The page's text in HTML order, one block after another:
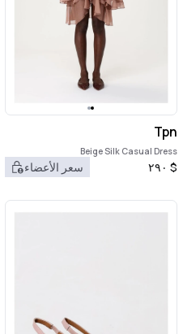
Tpn
Beige Silk Casual Dress
$ ٢٩٠ سعر الأعضاء